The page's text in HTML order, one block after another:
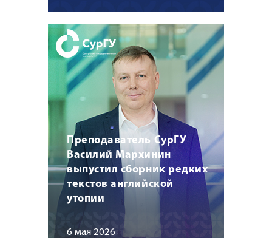
Преподаватель СурГУ
Василий Мархинин
выпустил сборник редких
текстов английской
утопии
6 мая 2026